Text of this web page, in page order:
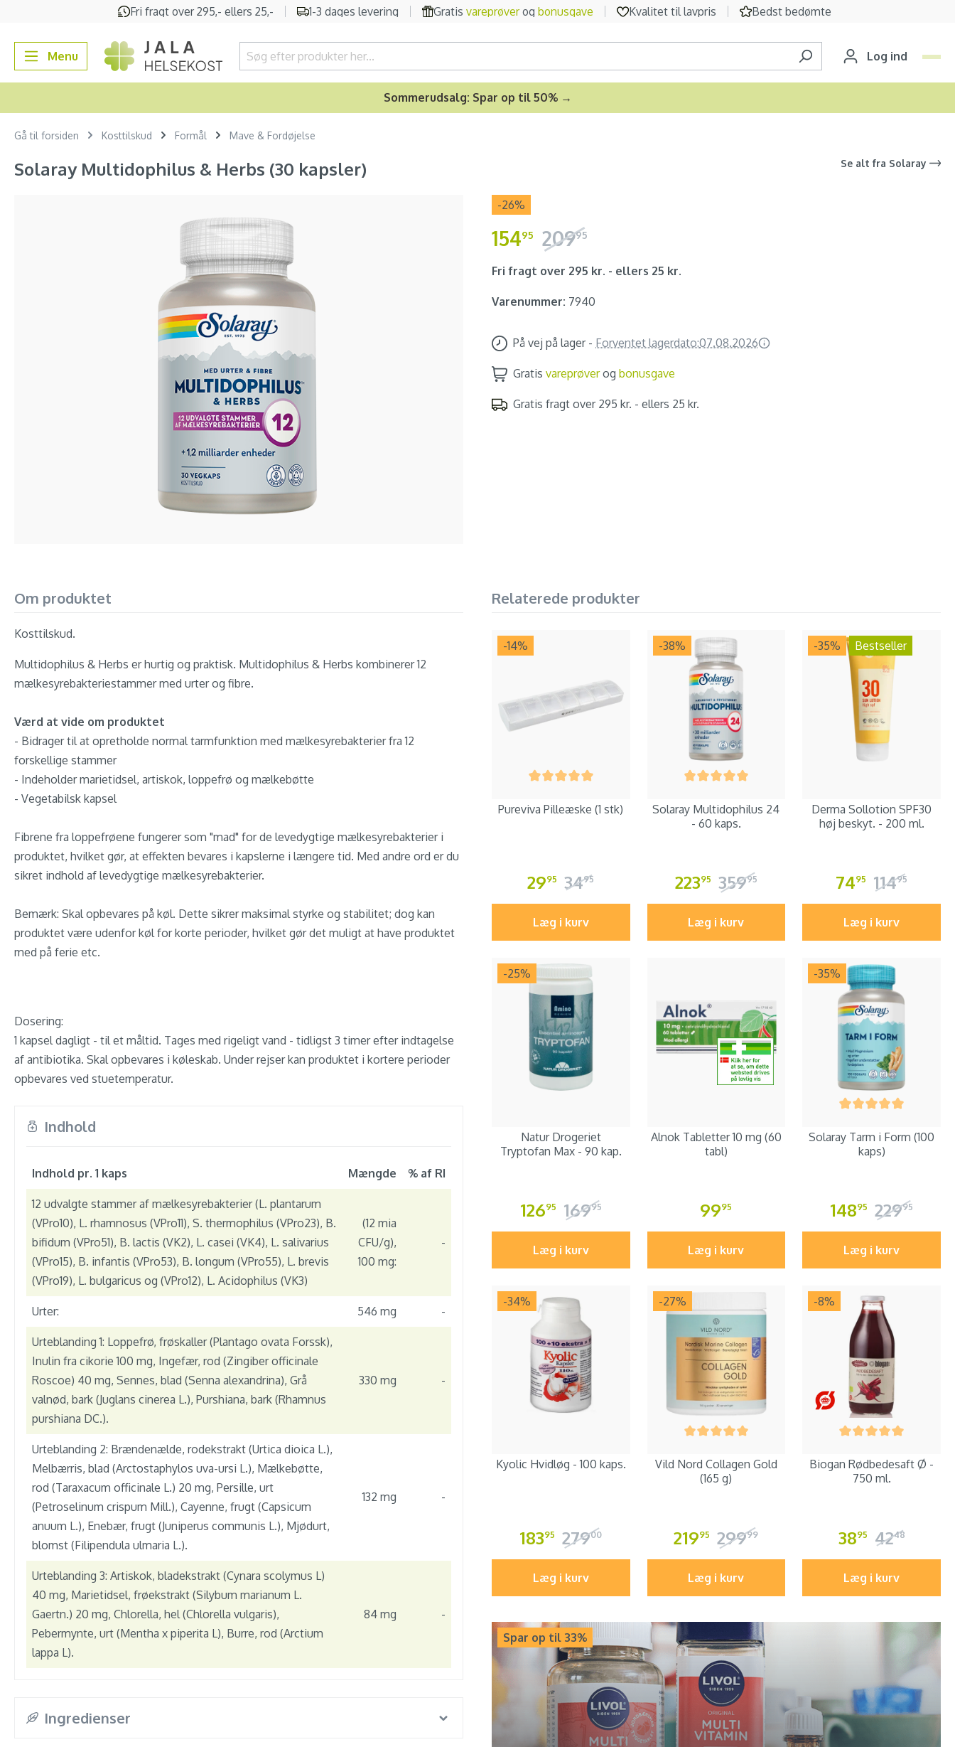
Gå til hovednavigationFri fragt over 295,- ellers 25,- 1-3 dages levering Gratisvareprøverogbonusgave Kvalitet til lavpris Bedst bedømte
Menu Log ind
Sommerudsalg: Spar op til 50% →
Gå til forsiden Kosttilskud Formål Mave & Fordøjelse
Solaray Multidophilus & Herbs (30 kapsler) Se alt fra Solaray
-26%
15495 20995
Fri fragt over 295 kr. - ellers 25 kr.
Varenummer: 7940
På vej på lager - Forventet lagerdato:07.08.2026
Gratis vareprøverog bonusgave
Gratis fragt over 295 kr. - ellers 25 kr.
Om produktet
Kosttilskud.
Multidophilus & Herbs er hurtig og praktisk. Multidophilus & Herbs kombinerer 12
mælkesyrebakteriestammer med urter og fibre.
Værd at vide om produktet
- Bidrager til at opretholde normal tarmfunktion med mælkesyrebakterier fra 12
forskellige stammer
- Indeholder marietidsel, artiskok, loppefrø og mælkebøtte
- Vegetabilsk kapsel
Fibrene fra loppefrøene fungerer som "mad" for de levedygtige mælkesyrebakterier i
produktet, hvilket gør, at effekten bevares i kapslerne i længere tid. Med andre ord er du
sikret indhold af levedygtige mælkesyrebakterier.
Bemærk: Skal opbevares på køl. Dette sikrer maksimal styrke og stabilitet; dog kan
produktet være udenfor køl for korte perioder, hvilket gør det muligt at have produktet
med på ferie etc.
Dosering:
1 kapsel dagligt - til et måltid. Tages med rigeligt vand - tidligst 3 timer efter indtagelse
af antibiotika. Skal opbevares i køleskab. Under rejser kan produktet i kortere perioder
opbevares ved stuetemperatur.
Indhold
Indhold pr. 1 kaps Mængde % af RI
12 udvalgte stammer af mælkesyrebakterier (L. plantarum
(VPro10), L. rhamnosus (VPro11), S. thermophilus (VPro23), B.
bifidum (VPro51), B. lactis (VK2), L. casei (VK4), L. salivarius
(VPro15), B. infantis (VPro53), B. longum (VPro55), L. brevis
(VPro19), L. bulgaricus og (VPro12), L. Acidophilus (VK3)
(12 mia
CFU/g),
100 mg:
-
Urter: 546 mg -
Urteblanding 1: Loppefrø, frøskaller (Plantago ovata Forssk),
Inulin fra cikorie 100 mg, Ingefær, rod (Zingiber officinale
Roscoe) 40 mg, Sennes, blad (Senna alexandrina), Grå
valnød, bark (Juglans cinerea L.), Purshiana, bark (Rhamnus
purshiana DC.).
330 mg -
Urteblanding 2: Brændenælde, rodekstrakt (Urtica dioica L.),
Melbærris, blad (Arctostaphylos uva-ursi L.), Mælkebøtte,
rod (Taraxacum officinale L.) 20 mg, Persille, urt
(Petroselinum crispum Mill.), Cayenne, frugt (Capsicum
anuum L.), Enebær, frugt (Juniperus communis L.), Mjødurt,
blomst (Filipendula ulmaria L.).
132 mg -
Urteblanding 3: Artiskok, bladekstrakt (Cynara scolymus L)
40 mg, Marietidsel, frøekstrakt (Silybum marianum L.
Gaertn.) 20 mg, Chlorella, hel (Chlorella vulgaris),
Pebermynte, urt (Mentha x piperita L), Burre, rod (Arctium
lappa L).
84 mg -
Ingredienser
Relaterede produkter
-14%
Pureviva Pilleæske (1 stk)
2995 3495
Læg i kurv
-38%
Solaray Multidophilus 24
- 60 kaps.
22395 35995
Læg i kurv
-35% Bestseller
Derma Sollotion SPF30
høj beskyt. - 200 ml.
7495 11495
Læg i kurv
-25%
Natur Drogeriet
Tryptofan Max - 90 kap.
12695 16995
Læg i kurv
Alnok Tabletter 10 mg (60
tabl)
9995
Læg i kurv
-35%
Solaray Tarm i Form (100
kaps)
14895 22995
Læg i kurv
-34%
Kyolic Hvidløg - 100 kaps.
18395 27900
Læg i kurv
-27%
Vild Nord Collagen Gold
(165 g)
21995 29999
Læg i kurv
-8%
Biogan Rødbedesaft Ø -
750 ml.
3895 4248
Læg i kurv
Spar op til 33%